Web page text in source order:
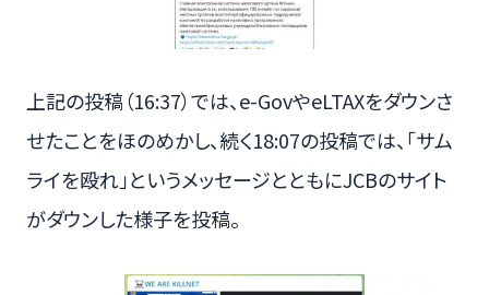
上記の投稿（16:37）では、e-GovやeLTAXをダウンさ
せたことをほのめかし、続く18:07の投稿では、「サム
ライを殴れ」というメッセージとともにJCBのサイト
がダウンした様子を投稿。